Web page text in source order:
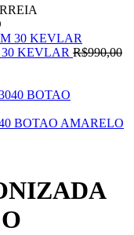
30 KEVLAR R$990,00
BOTAO AMARELO